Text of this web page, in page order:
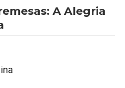
A Alegria